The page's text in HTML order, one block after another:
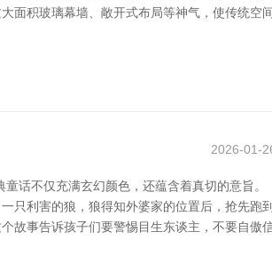
面积玻璃幕墙、敞开式布局等神气，使传统空
2026-01-
话不仅充满玄幻颜色，还蕴含着真切的意旨。
只利害的狼，狼得知外婆家的位置后，抢先跑到
故事告诉孩子们要警惕目生东谈主，不要自傲